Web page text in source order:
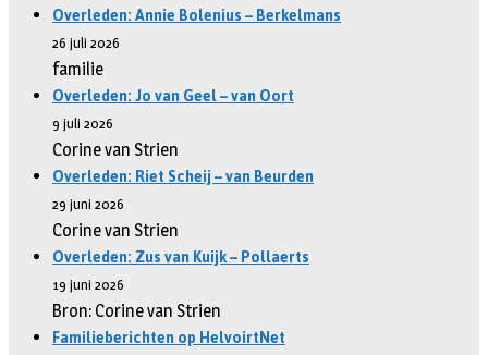
Overleden: Annie Bolenius – Berkelmans
26 juli 2026
familie
Overleden: Jo van Geel – van Oort
9 juli 2026
Corine van Strien
Overleden: Riet Scheij – van Beurden
29 juni 2026
Corine van Strien
Overleden: Zus van Kuijk – Pollaerts
19 juni 2026
Bron: Corine van Strien
Familieberichten op HelvoirtNet